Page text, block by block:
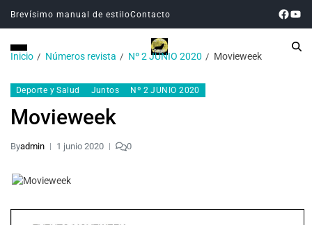
Brevísimo manual de estiloContacto
Inicio Números revista Nº 2 JUNIO 2020 Movieweek
Deporte y Salud Juntos Nº 2 JUNIO 2020
Movieweek
Byadmin 1 junio 2020 0